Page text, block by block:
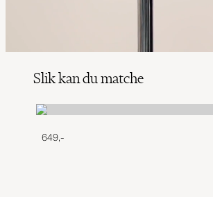
Slik kan du matche
649,-